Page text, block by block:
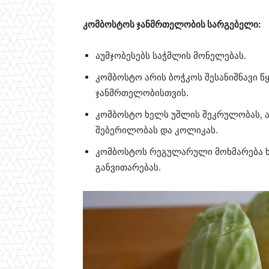
კომბოსტოს ჯანმრთელობის სარგებელი:
აუმჯობესებს საჭმლის მონელებას.
კომბოსტო არის ბოჭკოს შესანიშნავი
ჯანმრთელობისთვის.
კომბოსტო ხელს უშლის შეკრულობას,
შებერილობას და კოლიკას.
კომბოსტოს რეგულარული მოხმარება
განვითარებას.